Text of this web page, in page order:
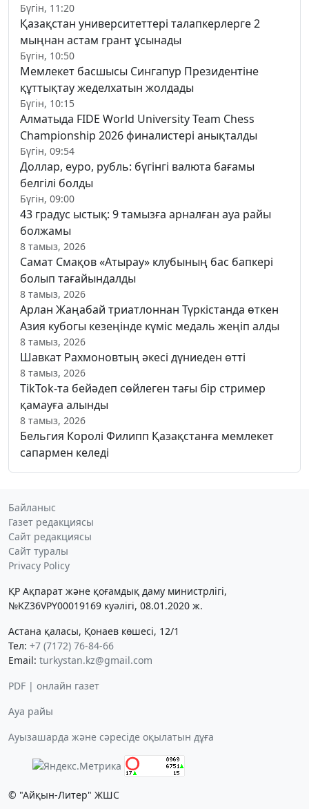
Бүгін, 11:20
Қазақстан университеттері талапкерлерге 2
мыңнан астам грант ұсынады
Бүгін, 10:50
Мемлекет басшысы Сингапур Президентіне
құттықтау жеделхатын жолдады
Бүгін, 10:15
Алматыда FIDE World University Team Chess
Championship 2026 финалистері анықталды
Бүгін, 09:54
Доллар, еуро, рубль: бүгінгі валюта бағамы
белгілі болды
Бүгін, 09:00
43 градус ыстық: 9 тамызға арналған ауа райы
болжамы
8 тамыз, 2026
Самат Смақов «Атырау» клубының бас бапкері
болып тағайындалды
8 тамыз, 2026
Арлан Жаңабай триатлоннан Түркістанда өткен
Азия кубогы кезеңінде күміс медаль жеңіп алды
8 тамыз, 2026
Шавкат Рахмоновтың әкесі дүниеден өтті
8 тамыз, 2026
TikTok-та бейәдеп сөйлеген тағы бір стример
қамауға алынды
8 тамыз, 2026
Бельгия Королі Филипп Қазақстанға мемлекет
сапармен келеді
Байланыс
Газет редакциясы
Сайт редакциясы
Сайт туралы
Privacy Policy
ҚР Ақпарат және қоғамдық даму министрлігі,
№KZ36VPY00019169 куәлігі, 08.01.2020 ж.
Астана қаласы, Қонаев көшесі, 12/1
Тел: +7 (7172) 76-84-66
Email: turkystan.kz@gmail.com
PDF | онлайн газет
Ауа райы
Ауызашарда және сәресіде оқылатын дұға
© "Айқын-Литер" ЖШС